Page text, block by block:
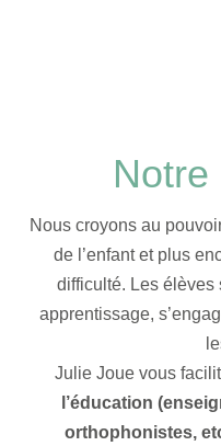
Notre
Nous croyons au
de l’enfant et plus
difficulté. Les élèves
apprentissage,
Julie Joue vous
l’éducation
orthophonistes,